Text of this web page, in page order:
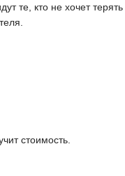
те, кто не хочет терять
стоимость.